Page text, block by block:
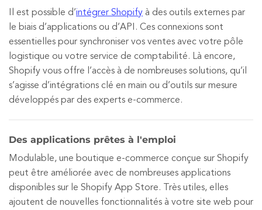
Il est possible d’intégrer Shopify à des outils externes par
le biais d’applications ou d’API. Ces connexions sont
essentielles pour synchroniser vos ventes avec votre pôle
logistique ou votre service de comptabilité. Là encore,
Shopify vous offre l’accès à de nombreuses solutions, qu’il
s’agisse d’intégrations clé en main ou d’outils sur mesure
développés par des experts e-commerce.
Des applications prêtes à l'emploi
Modulable, une boutique e-commerce conçue sur Shopify
peut être améliorée avec de nombreuses applications
disponibles sur le Shopify App Store. Très utiles, elles
ajoutent de nouvelles fonctionnalités à votre site web pour